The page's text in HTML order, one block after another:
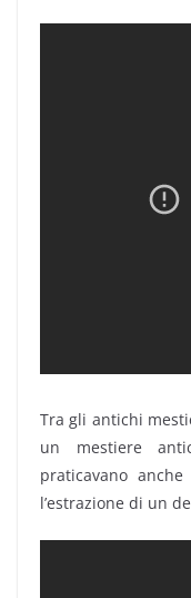
Tra gli antichi
un mestiere
praticavano
l’estrazione di un